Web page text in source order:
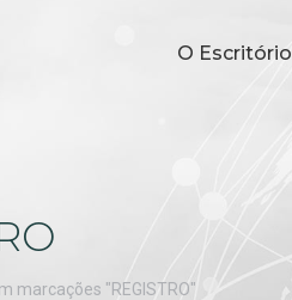
O Escritório
marcações "REGISTRO"